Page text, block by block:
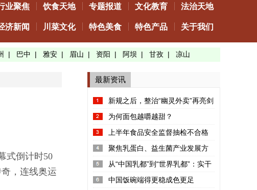
业聚焦 饮食天地 专题报道 文化教育 法治天地
济新闻 川菜文化 特色美食 特色产品 关于我们
| 巴中 | 雅安 | 眉山 | 资阳 | 阿坝 | 甘孜 | 凉山
最新资讯
新规之后，整治“幽灵外卖”再亮剑
为何面包越嚼越甜？
上半年食品安全监督抽检不合格
率2.22%聚焦乳蛋白、益生菌产业发展方
向 “可感知高品质探寻荟”呼和浩...
从“中国乳都”到“世界乳都”：实干
铸就的产业丰碑
中国饭碗端得更稳成色更足
式倒计时50
，连线奥运